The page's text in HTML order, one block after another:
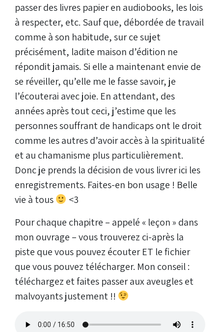
passer des livres papier en audiobooks, les lois
à respecter, etc. Sauf que, débordée de travail
comme à son habitude, sur ce sujet
précisément, ladite maison d’édition ne
répondit jamais. Si elle a maintenant envie de
se réveiller, qu’elle me le fasse savoir, je
l’écouterai avec joie. En attendant, des
années après tout ceci, j’estime que les
personnes souffrant de handicaps ont le droit
comme les autres d’avoir accès à la spiritualité
et au chamanisme plus particulièrement.
Donc je prends la décision de vous livrer ici les
enregistrements. Faites-en bon usage ! Belle
vie à tous
<3
Pour chaque chapitre – appelé « leçon » dans
mon ouvrage – vous trouverez ci-après la
piste que vous pouvez écouter ET le fichier
que vous pouvez télécharger. Mon conseil :
téléchargez et faites passer aux aveugles et
malvoyants justement !!